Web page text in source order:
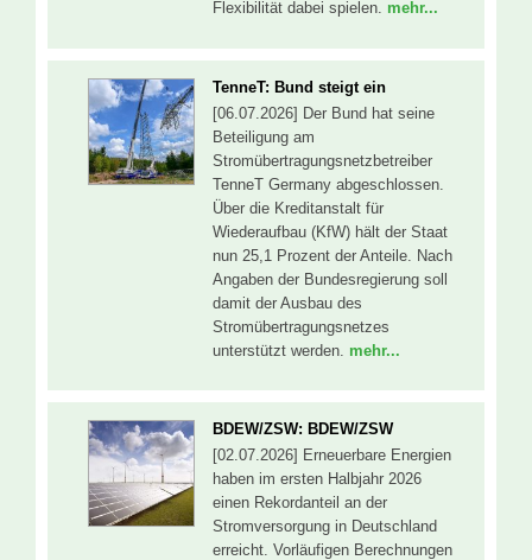
Flexibilität dabei spielen. mehr...
TenneT: Bund steigt ein
[06.07.2026] Der Bund hat seine
Beteiligung am
Stromübertragungsnetzbetreiber
TenneT Germany abgeschlossen.
Über die Kreditanstalt für
Wiederaufbau (KfW) hält der Staat
nun 25,1 Prozent der Anteile. Nach
Angaben der Bundesregierung soll
damit der Ausbau des
Stromübertragungsnetzes
unterstützt werden. mehr...
BDEW/ZSW: BDEW/ZSW
[02.07.2026] Erneuerbare Energien
haben im ersten Halbjahr 2026
einen Rekordanteil an der
Stromversorgung in Deutschland
erreicht. Vorläufigen Berechnungen